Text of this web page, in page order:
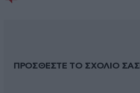
ΠΡΟΣΘΕΣΤΕ ΤΟ ΣΧΟΛΙΟ ΣΑΣ